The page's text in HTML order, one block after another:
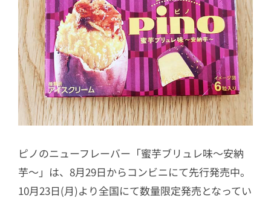
ピノのニューフレーバー「蜜芋ブリュレ味～安納
芋～」は、8月29日からコンビニにて先行発売中。
10月23日(月)より全国にて数量限定発売となってい